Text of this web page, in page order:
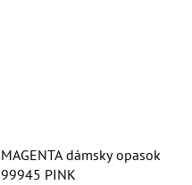
MAGENTA dámsky opasok
99945 PINK